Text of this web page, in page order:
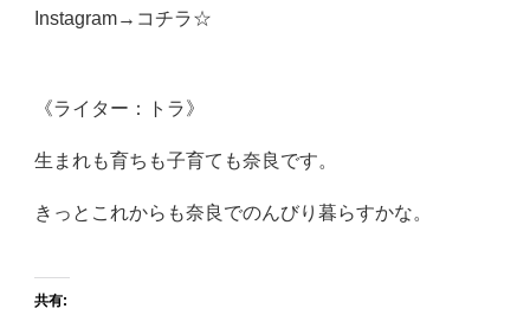
Instagram→ コチラ☆
《ライター：トラ》
生まれも育ちも子育ても奈良です。
きっとこれからも奈良でのんびり暮らすかな。
共有: